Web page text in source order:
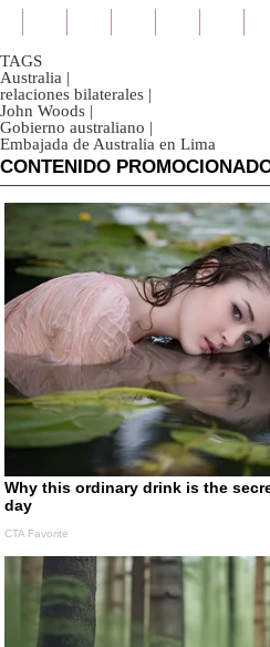
TAGS
Australia |
relaciones bilaterales |
John Woods |
Gobierno australiano |
Embajada de Australia en Lima